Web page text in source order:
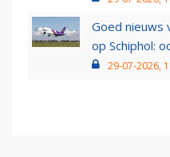
Goed nieuws
op Schiphol:
29-07-2026,